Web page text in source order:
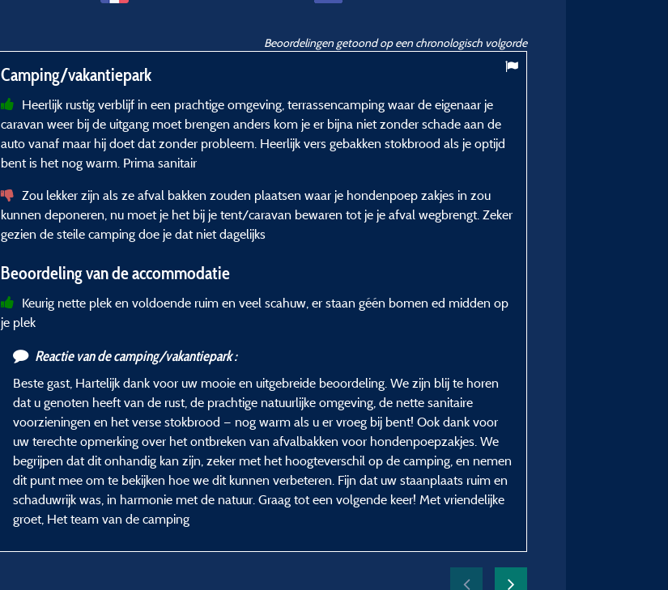
Beoordelingen getoond op een chronologisch volgorde
Camping/vakantiepark
Heerlijk rustig verblijf in een prachtige omgeving, terrassencamping waar de eigenaar je
caravan weer bij de uitgang moet brengen anders kom je er bijna niet zonder schade aan de
auto vanaf maar hij doet dat zonder probleem. Heerlijk vers gebakken stokbrood als je optijd
bent is het nog warm. Prima sanitair
Zou lekker zijn als ze afval bakken zouden plaatsen waar je hondenpoep zakjes in zou
kunnen deponeren, nu moet je het bij je tent/caravan bewaren tot je je afval wegbrengt. Zeker
gezien de steile camping doe je dat niet dagelijks
Beoordeling van de accommodatie
Keurig nette plek en voldoende ruim en veel scahuw, er staan géén bomen ed midden op
je plek
Reactie van de camping/vakantiepark :
Beste gast, Hartelijk dank voor uw mooie en uitgebreide beoordeling. We zijn blij te horen
dat u genoten heeft van de rust, de prachtige natuurlijke omgeving, de nette sanitaire
voorzieningen en het verse stokbrood — nog warm als u er vroeg bij bent! Ook dank voor
uw terechte opmerking over het ontbreken van afvalbakken voor hondenpoepzakjes. We
begrijpen dat dit onhandig kan zijn, zeker met het hoogteverschil op de camping, en nemen
dit punt mee om te bekijken hoe we dit kunnen verbeteren. Fijn dat uw staanplaats ruim en
schaduwrijk was, in harmonie met de natuur. Graag tot een volgende keer! Met vriendelijke
groet, Het team van de camping